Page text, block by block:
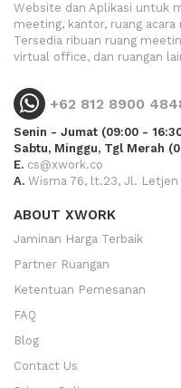
Website dan Aplikasi untuk
meeting, kantor, ruang
Tersedia ribuan ruang
virtual office, dan ruangan
+62 812 8900
Senin - Jumat (09:00 -
Sabtu, Minggu, Tgl Merah
E. cs@xwork.co
A. Wisma 76, lt.23, Jl. Letjen
ABOUT XWORK
Jaminan Harga Terbaik
Partner Ruangan
Ketentuan Pemesanan
FAQ
Blog
Contact Us